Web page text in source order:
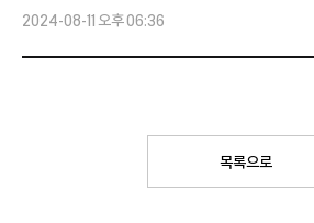
2024-08-11 오후 06:36
목록으로